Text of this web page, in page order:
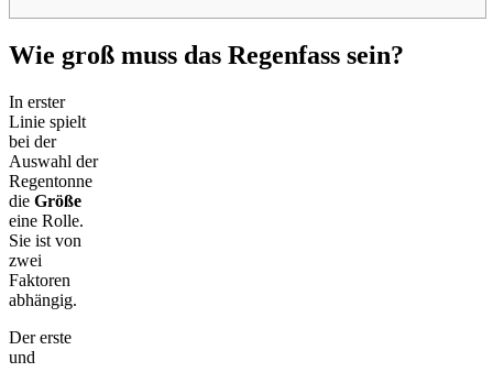
Wie groß muss das Regenfass sein?
In erster
Linie spielt
bei der
Auswahl der
Regentonne
die Größe
eine Rolle.
Sie ist von
zwei
Faktoren
abhängig.
Der erste
und